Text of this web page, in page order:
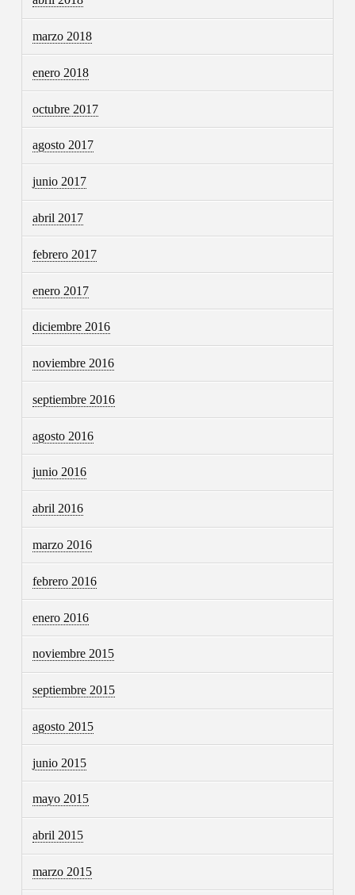
marzo 2018
enero 2018
octubre 2017
agosto 2017
junio 2017
abril 2017
febrero 2017
enero 2017
diciembre 2016
noviembre 2016
septiembre 2016
agosto 2016
junio 2016
abril 2016
marzo 2016
febrero 2016
enero 2016
noviembre 2015
septiembre 2015
agosto 2015
junio 2015
mayo 2015
abril 2015
marzo 2015